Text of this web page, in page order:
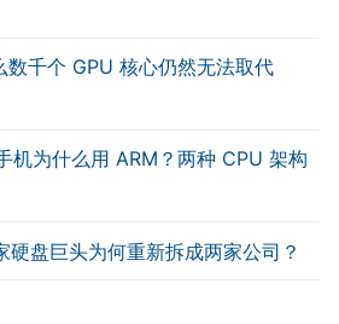
数千个 GPU 核心仍然无法取代
机为什么用 ARM？两种 CPU 架构
硬盘巨头为何重新拆成两家公司？